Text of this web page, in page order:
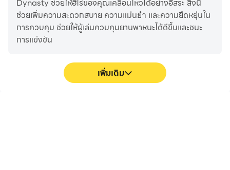
Dynasty ช่วยให้ฮีโร่ของคุณเคลื่อนไหวได้อย่างอิสระ สิ่งนี้
ช่วยเพิ่มความสะดวกสบาย ความแม่นยำ และความยืดหยุ่นใน
การควบคุม ช่วยให้ผู้เล่นควบคุมยานพาหนะได้ดีขึ้นและชนะ
การแข่งขัน
เพิ่มเติม